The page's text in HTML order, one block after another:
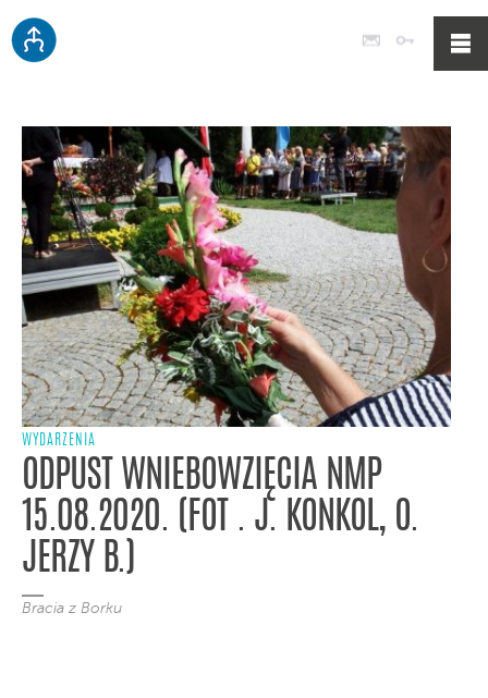
Poczta
WYDARZENIA
ODPUST WNIEBOWZIĘCIA NMP
15.08.2020. (FOT . J. KONKOL, O.
JERZY B.)
Bracia z Borku